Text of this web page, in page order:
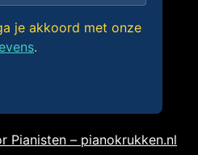
je akkoord met onze
.
Pianisten – pianokrukken.nl